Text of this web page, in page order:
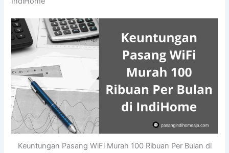
Keuntungan Pasang WiFi Murah 100 Ribuan Per Bulan di